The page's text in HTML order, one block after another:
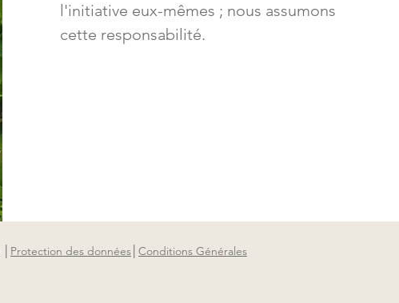
l'initiative eux-mêmes ; nous assumons
cette responsabilité.
Protection des données Conditions Générales